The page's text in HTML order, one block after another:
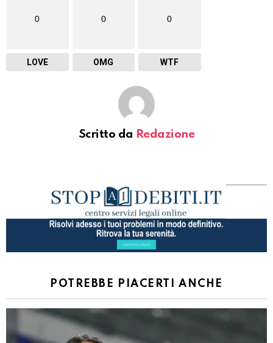
0
LOVE
0
OMG
0
WTF
Scritto da Redazione
POTREBBE PIACERTI ANCHE